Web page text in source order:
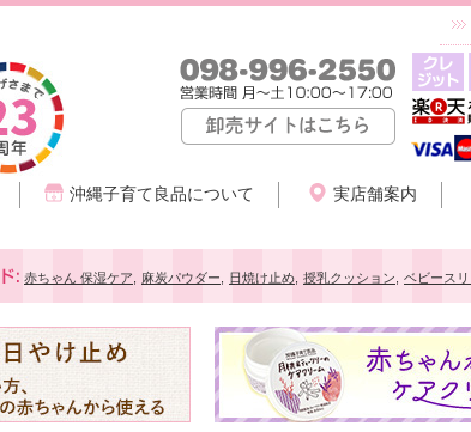
沖縄子育て良品について 実店舗案内
赤ちゃん 保湿ケア 麻炭パウダー 日焼け止め 授乳クッション ベビース